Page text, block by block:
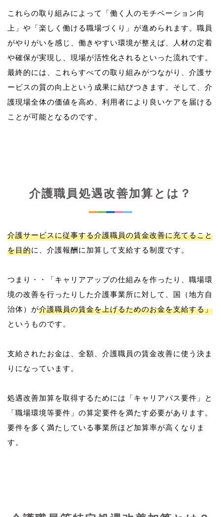
これらの取り組みによって「働く人のモチベーション向
上」や「楽しく働ける職場づくり」が進められます。職員
がやりがいを感じ、働きやすい環境が整えば、人材の定着
や確保が実現し、現場が活性化されるといった流れです。
最終的には、これらすべての取り組みがつながり、介護サ
ービスの質の向上という成果に結びつきます。そして、介
護現場全体の価値を高め、利用者により良いケアを届ける
介護職員処遇改善加算とは？
介護サービスに従事する介護職員の賃金改善に充てること
を目的に、介護報酬に加算して支給する制度です。
つまり・・「キャリアアップの仕組みを作ったり、職場環
境の改善を行ったりした介護事業所に対して、国（地方自
治体）が介護職員の賃金を上げるためのお金を支給する」
というものです。
支給されたお金は、全額、介護職員の賃金改善に使う決ま
りになっています。
処遇改善加算を取得するためには「キャリアパス要件」と
「職場環境等要件」の算定要件を満たす必要があります。
要件を多く満たしている事業所ほど加算率が高くなりま
す。